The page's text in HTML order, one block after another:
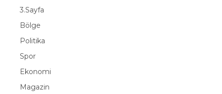
3.Sayfa
Bölge
Politika
Spor
Ekonomi
Magazin